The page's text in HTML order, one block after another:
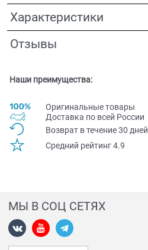
Характеристики
Отзывы
Наши преимущества:
Оригинальные товары
Доставка по всей Pоссии
Возврат в течение 30 дней
Средний рейтинг 4.9
МЫ В СОЦ СЕТЯХ